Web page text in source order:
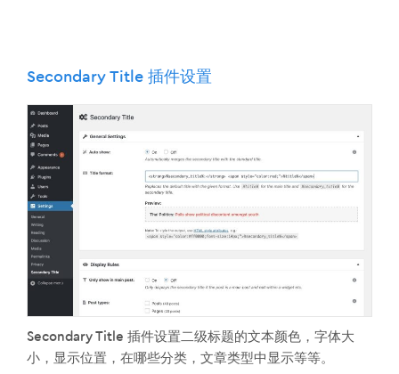
Secondary Title 插件设置
Secondary Title 插件设置二级标题的文本颜色，字体大
小，显示位置，在哪些分类，文章类型中显示等等。